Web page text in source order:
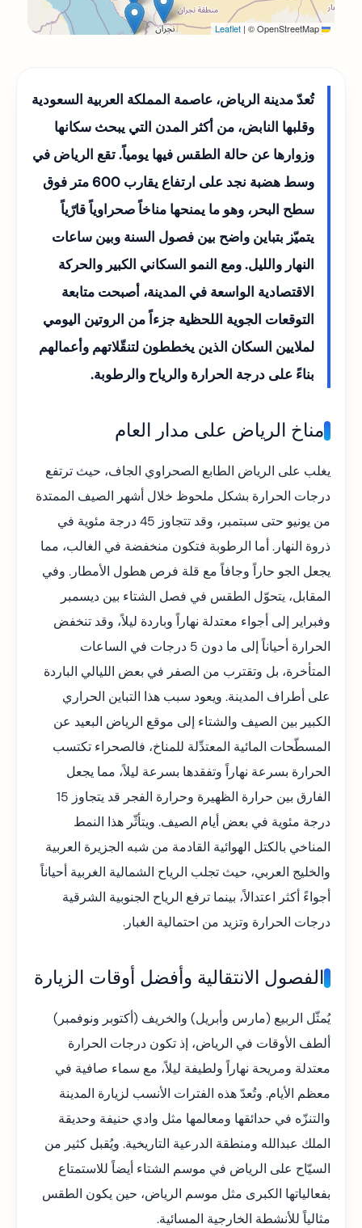
Leaflet
| © OpenStreetMap
تُعدّ مدينة الرياض، عاصمة المملكة العربية السعودية
وقلبها النابض، من أكثر المدن التي يبحث سكانها
وزوارها عن حالة الطقس فيها يومياً. تقع الرياض في
وسط هضبة نجد على ارتفاع يقارب 600 متر فوق
سطح البحر، وهو ما يمنحها مناخاً صحراوياً قارّياً
يتميّز بتباين واضح بين فصول السنة وبين ساعات
النهار والليل. ومع النمو السكاني الكبير والحركة
الاقتصادية الواسعة في المدينة، أصبحت متابعة
التوقعات الجوية اللحظية جزءاً من الروتين اليومي
لملايين السكان الذين يخططون لتنقّلاتهم وأعمالهم
بناءً على درجة الحرارة والرياح والرطوبة.
مناخ الرياض على مدار العام
يغلب على الرياض الطابع الصحراوي الجاف، حيث ترتفع
درجات الحرارة بشكل ملحوظ خلال أشهر الصيف الممتدة
من يونيو حتى سبتمبر، وقد تتجاوز 45 درجة مئوية في
ذروة النهار. أما الرطوبة فتكون منخفضة في الغالب، مما
يجعل الجو حاراً وجافاً مع قلة فرص هطول الأمطار. وفي
المقابل، يتحوّل الطقس في فصل الشتاء بين ديسمبر
وفبراير إلى أجواء معتدلة نهاراً وباردة ليلاً، وقد تنخفض
الحرارة أحياناً إلى ما دون 5 درجات في الساعات
المتأخرة، بل وتقترب من الصفر في بعض الليالي الباردة
على أطراف المدينة. ويعود سبب هذا التباين الحراري
الكبير بين الصيف والشتاء إلى موقع الرياض البعيد عن
المسطّحات المائية المعتدِّلة للمناخ، فالصحراء تكتسب
الحرارة بسرعة نهاراً وتفقدها بسرعة ليلاً، مما يجعل
الفارق بين حرارة الظهيرة وحرارة الفجر قد يتجاوز 15
درجة مئوية في بعض أيام الصيف. ويتأثّر هذا النمط
المناخي بالكتل الهوائية القادمة من شبه الجزيرة العربية
والخليج العربي، حيث تجلب الرياح الشمالية الغربية أحياناً
أجواءً أكثر اعتدالاً، بينما ترفع الرياح الجنوبية الشرقية
درجات الحرارة وتزيد من احتمالية الغبار.
الفصول الانتقالية وأفضل أوقات الزيارة
يُمثّل الربيع (مارس وأبريل) والخريف (أكتوبر ونوفمبر)
ألطف الأوقات في الرياض، إذ تكون درجات الحرارة
معتدلة ومريحة نهاراً ولطيفة ليلاً، مع سماء صافية في
معظم الأيام. وتُعدّ هذه الفترات الأنسب لزيارة المدينة
والتنزّه في حدائقها ومعالمها مثل وادي حنيفة وحديقة
الملك عبدالله ومنطقة الدرعية التاريخية. ويُقبل كثير من
السيّاح على الرياض في موسم الشتاء أيضاً للاستمتاع
بفعالياتها الكبرى مثل موسم الرياض، حين يكون الطقس
مثالياً للأنشطة الخارجية المسائية.